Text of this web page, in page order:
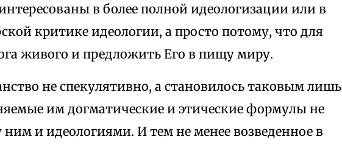
в более полной идеологизации или в
критике идеологии, а просто потому, что для
живого и предложить Его в пищу миру.
не спекулятивно, а становилось таковым лишь
им догматические и этические формулы не
и идеологиями. И тем не менее возведенное в